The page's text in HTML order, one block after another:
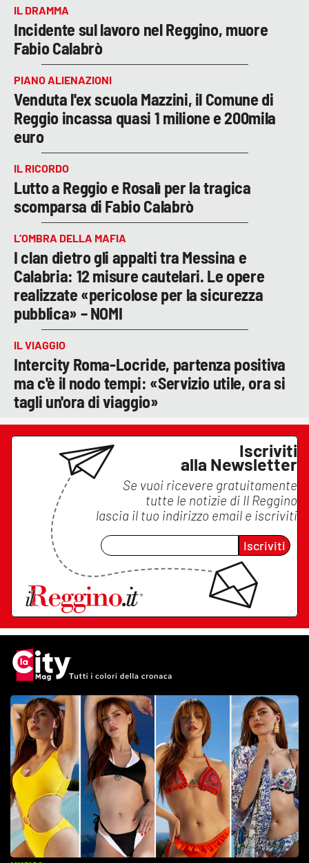
IL DRAMMA
Incidente sul lavoro nel Reggino, muore
Fabio Calabrò
PIANO ALIENAZIONI
Venduta l'ex scuola Mazzini, il Comune di
Reggio incassa quasi 1 milione e 200mila
euro
IL RICORDO
Lutto a Reggio e Rosalì per la tragica
scomparsa di Fabio Calabrò
L’OMBRA DELLA MAFIA
I clan dietro gli appalti tra Messina e
Calabria: 12 misure cautelari. Le opere
realizzate «pericolose per la sicurezza
pubblica» – NOMI
IL VIAGGIO
Intercity Roma-Locride, partenza positiva
ma c'è il nodo tempi: «Servizio utile, ora si
tagli un'ora di viaggio»
Iscriviti
alla Newsletter
Se vuoi ricevere gratuitamente
tutte le notizie di Il Reggino
lascia il tuo indirizzo email e iscriviti
Iscriviti